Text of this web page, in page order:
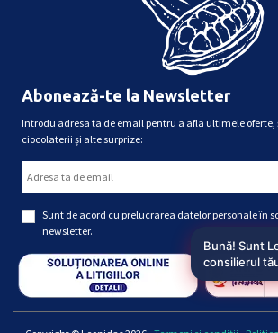
Abonează-te la Newsletter
Introdu adresa ta de email pentru a afla ultimele
ciocolaterii și alte surprize:
Sunt de acord cu prelucrarea datelor personaleîn
newsletter.
Bună! Sunt
consilierul